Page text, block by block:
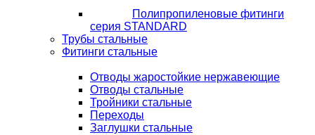
Полипропиленовые фитинги
серия STANDARD
Трубы стальные
Фитинги стальные
Отводы жаростойкие нержавеющие
Отводы стальные
Тройники стальные
Переходы
Заглушки стальные